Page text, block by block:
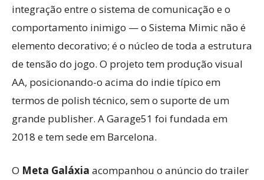
integração entre o sistema de comunicação e o
comportamento inimigo — o Sistema Mimic não é
elemento decorativo; é o núcleo de toda a estrutura
de tensão do jogo. O projeto tem produção visual
AA, posicionando-o acima do indie típico em
termos de polish técnico, sem o suporte de um
grande publisher. A Garage51 foi fundada em
2018 e tem sede em Barcelona.
O Meta Galáxia acompanhou o anúncio do trailer